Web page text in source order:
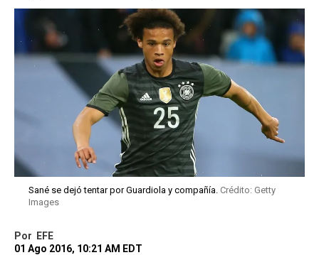
Sané se dejó tentar por Guardiola y compañía. Crédito: Getty
Images
Por
EFE
01 Ago 2016, 10:21 AM EDT